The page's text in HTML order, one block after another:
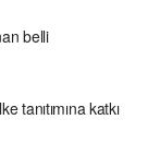
belli
tanıtımına katkı